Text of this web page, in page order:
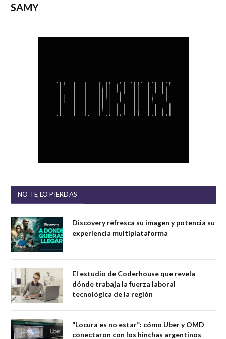
SAMY
NO TE LO PIERDAS
Discovery refresca su imagen y potencia su
experiencia multiplataforma
El estudio de Coderhouse que revela
dónde trabaja la fuerza laboral
tecnológica de la región
“Locura es no estar”: cómo Uber y OMD
conectaron con los hinchas argentinos